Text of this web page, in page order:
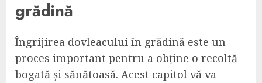
grădină
Îngrijirea dovleacului în grădină este un
proces important pentru a obține o recoltă
bogată și sănătoasă. Acest capitol vă va